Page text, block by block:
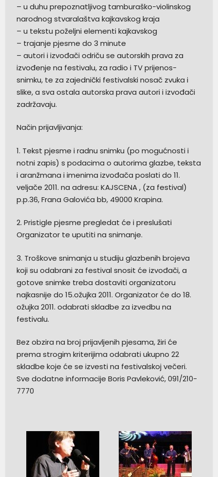
– u duhu prepoznatljivog tamburaško-violinskog
narodnog stvaralaštva kajkavskog kraja
– u tekstu poželjni elementi kajkavskog
– trajanje pjesme do 3 minute
– autori i izvođači odriču se autorskih prava za
izvođenje na festivalu, za radio i TV prijenos-
snimku, te za zajednički festivalski nosač zvuka i
slike, a sva ostala autorska prava autori i izvođači
zadržavaju.
Način prijavljivanja:
1. Tekst pjesme i radnu snimku (po mogućnosti i
notni zapis) s podacima o autorima glazbe, teksta
i aranžmana i imenima izvođača poslati do 11.
veljače 2011. na adresu: KAJSCENA , (za festival)
p.p.36, Frana Galovića bb, 49000 Krapina.
2. Pristigle pjesme pregledat će i preslušati
Organizator te uputiti na snimanje.
3. Troškove snimanja u studiju glazbenih brojeva
koji su odabrani za festival snosit će izvođači, a
gotove snimke treba dostaviti organizatoru
najkasnije do 15.ožujka 2011. Organizator će do 18.
ožujka 2011. odabrati skladbe za izvedbu na
festivalu.
Bez obzira na broj prijavljenih pjesama, žiri će
prema strogim kriterijima odabrati ukupno 22
skladbe koje će se izvesti na festivalskoj večeri.
Sve dodatne informacije Boris Pavleković, 091/210-
7770